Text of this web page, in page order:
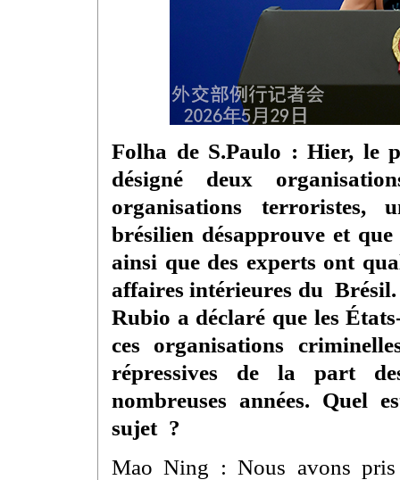
Folha de S.Paulo : Hier, le
désigné deux
organisations terroristes,
brésilien désapprouve et
ainsi que des experts ont
affaires intérieures du
Rubio a déclaré que les
ces organisations
répressives de la part
nombreuses années. Quel
sujet ?
Mao Ning : Nous avons pris